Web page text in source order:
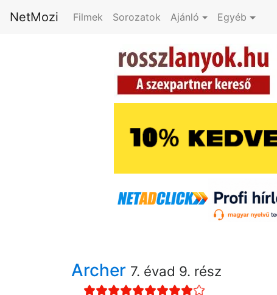
NetMozi Filmek Sorozatok Ajánló Egyéb
Archer 7. évad 9. rész